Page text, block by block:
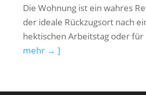
Die Wohnung ist ein wahres
der ideale Rückzugsort nach
hektischen Arbeitstag oder
mehr → ]